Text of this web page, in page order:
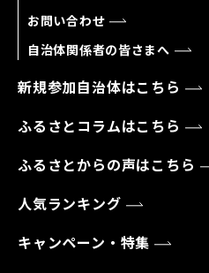
お問い合わせ
自治体関係者の皆さまへ
新規参加自治体はこちら
ふるさとコラムはこちら
ふるさとからの声はこちら
人気ランキング
キャンペーン・特集